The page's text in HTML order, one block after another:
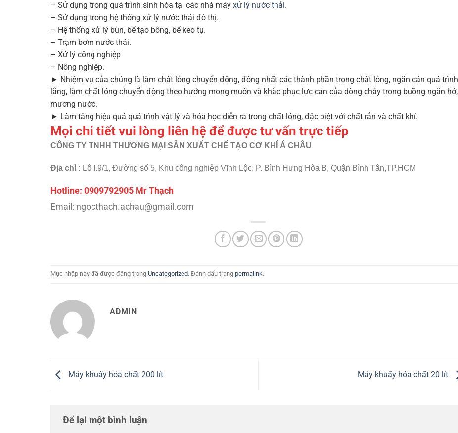
– Sử dụng trong quá trình sinh hóa tại các nhà máy xử lý nước thải.
– Sử dụng trong hệ thống xử lý nước thải đô thị.
– Hệ thống xử lý bùn, bể tạo bông, bể keo tụ.
– Trạm bơm nước thải.
– Xử lý công nghiệp
– Nông nghiệp.
► Nhiệm vụ của chúng là làm chất lỏng chuyển động, đồng nhất các thành phần trong chất lỏng, ngăn cản quá trình
lắng, làm chất lỏng chuyển động theo hướng mong muốn và khắc phục lực cản của dòng chảy trong buồng ngăn hở,
mương nước.
► Làm tăng hiệu quả quá trình vật lý và hóa học diễn ra trong chất lỏng, đặc biệt với chất rắn và chất khí.
Mọi chi tiết vui lòng liên hệ để được tư vấn trực tiếp
CÔNG TY TNHH THƯƠNG MẠI SẢN XUẤT CHẾ TẠO CƠ KHÍ Á CHÂU
Địa chỉ : Lô I.9/1, Đường số 5, Khu công nghiệp Vĩnh Lộc, P. Bình Hưng Hòa B, Quận Bình Tân,TP.HCM
Hotline: 0909792905 Mr Thạch
Email: ngocthach.achau@gmail.com
Mục nhập này đã được đăng trong Uncategorized. Đánh dấu trang permalink.
ADMIN
Máy khuấy hóa chất 200 lít Máy khuấy hóa chất 20 lít
Để lại một bình luận